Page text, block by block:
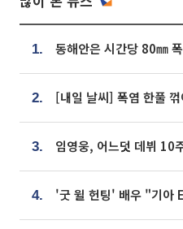
1.
2.
3.
4.